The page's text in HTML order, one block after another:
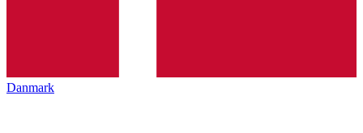
Danmark